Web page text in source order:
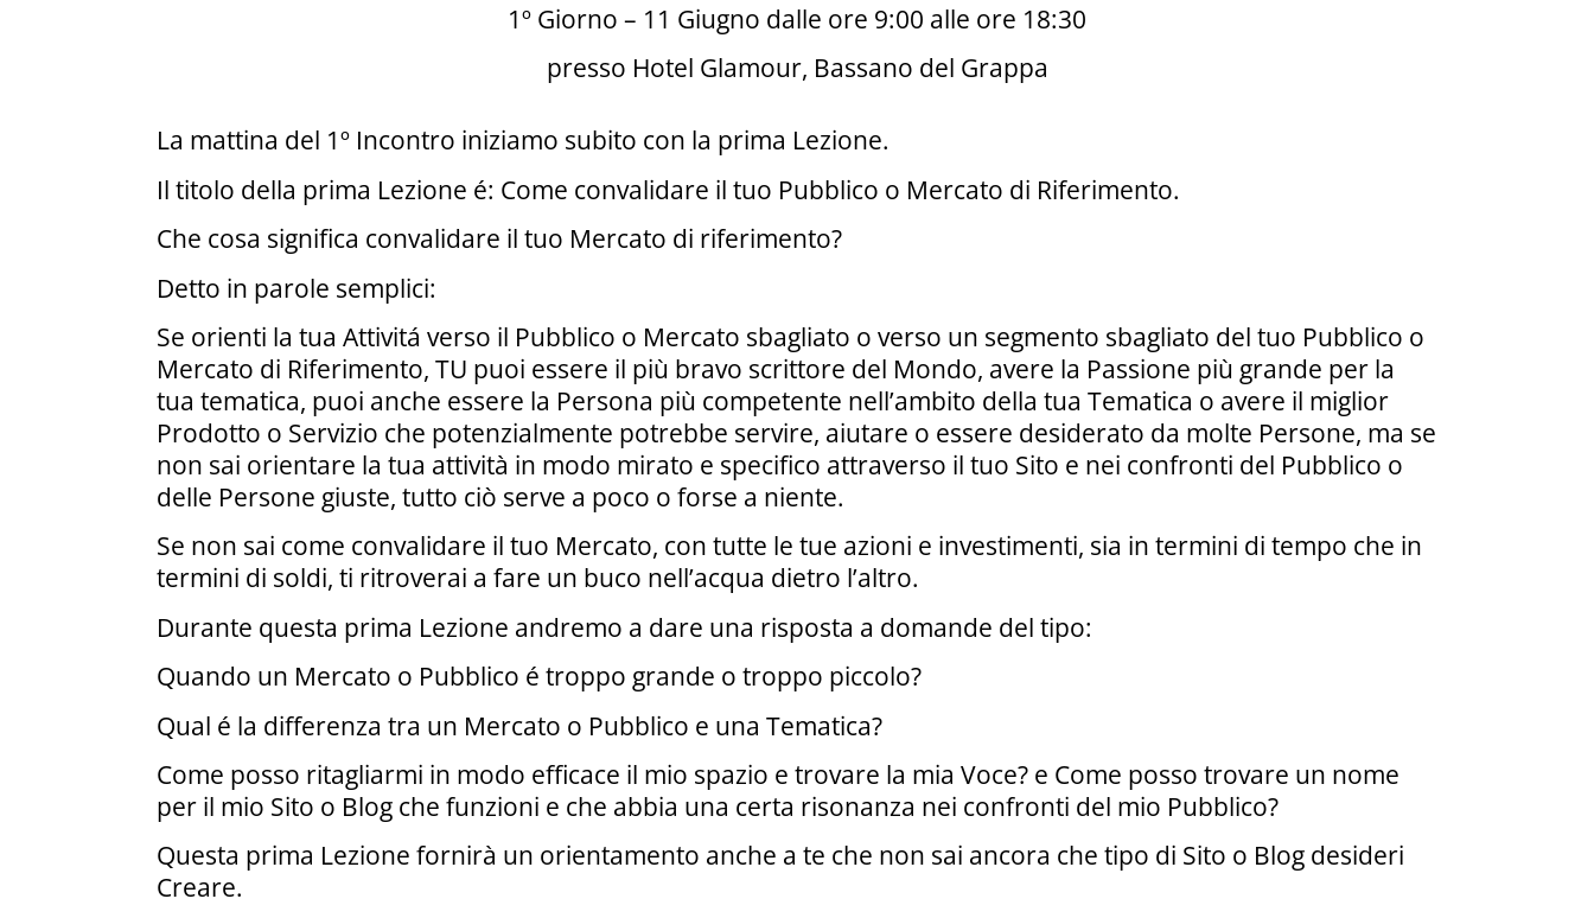
​1º Giorno – 11 Giugno dalle ore 9:00 alle ore 18:30
presso Hotel Glamour, Bassano del Grappa
La mattina del 1º Incontro iniziamo subito con la prima Lezione.
Il titolo della prima Lezione é: Come convalidare il tuo Pubblico o Mercato di Riferimento.
Che cosa significa convalidare il tuo Mercato di riferimento?
Detto in parole semplici:
Se orienti la tua Attivitá verso il Pubblico o Mercato sbagliato o verso un segmento sbagliato del tuo Pubblico o
Mercato di Riferimento, TU puoi essere il più bravo scrittore del Mondo, avere la Passione più grande per la
tua tematica, puoi anche essere la Persona più competente nell’ambito della tua Tematica o avere il miglior
Prodotto o Servizio che potenzialmente potrebbe servire, aiutare o essere desiderato da molte Persone, ma se
non sai orientare la tua attività in modo mirato e specifico attraverso il tuo Sito e nei confronti del Pubblico o
delle Persone giuste, tutto ciò serve a poco o forse a niente.
Se non sai come convalidare il tuo Mercato, con tutte le tue azioni e investimenti, sia in termini di tempo che in
termini di soldi, ti ritroverai a fare un buco nell’acqua dietro l’altro.
Durante questa prima Lezione andremo a dare una risposta a domande del tipo:
Quando un Mercato o Pubblico é troppo grande o troppo piccolo?
Qual é la differenza tra un Mercato o Pubblico e una Tematica?
Come posso ritagliarmi in modo efficace il mio spazio e trovare la mia Voce? e Come posso trovare un nome
per il mio Sito o Blog che funzioni e che abbia una certa risonanza nei confronti del mio Pubblico?
Questa prima Lezione fornirà un orientamento anche a te che non sai ancora che tipo di Sito o Blog desideri
Creare.